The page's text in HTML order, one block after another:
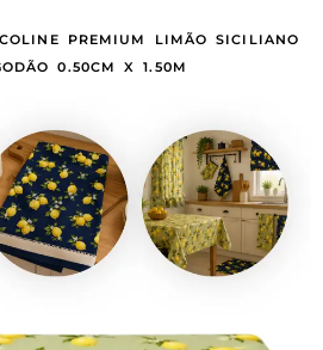
PREMIUM LIMÃO SICILIANO
0.50CM X 1.50M